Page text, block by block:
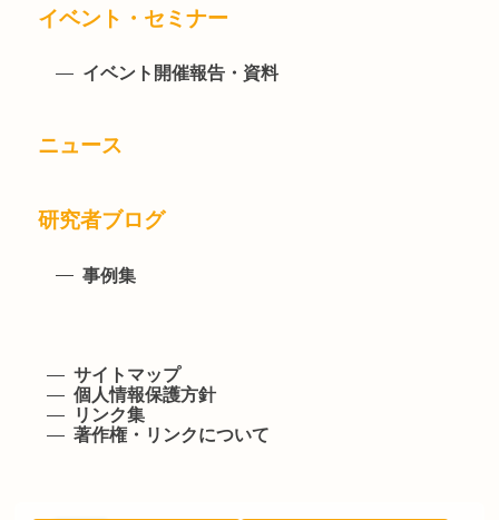
イベント・セミナー
イベント開催報告・資料
ニュース
研究者ブログ
事例集
サイトマップ
個人情報保護方針
リンク集
著作権・リンクについて